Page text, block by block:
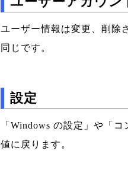
ユーザー情報は変更、削除
同じです。
設定
「Windows の設定」や「
値に戻ります。